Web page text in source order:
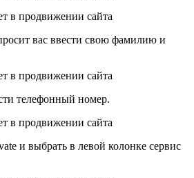
вас ввести свою фамилию и
телефонный номер.
и выбрать в левой колонке сервис